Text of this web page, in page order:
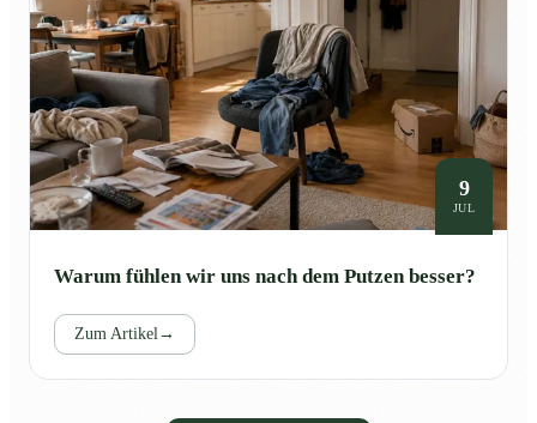
9
JUL
Warum fühlen wir uns nach dem Putzen besser?
Zum Artikel →